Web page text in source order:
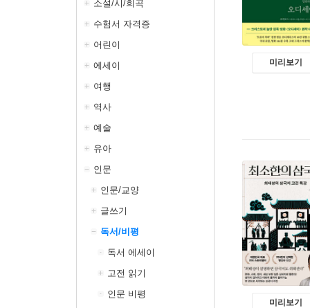
소설/시/희곡
수험서 자격증
어린이
에세이
여행
역사
예술
유아
인문
인문/교양
글쓰기
독서/비평
독서 에세이
고전 읽기
인문 비평
미리보기
미리보기